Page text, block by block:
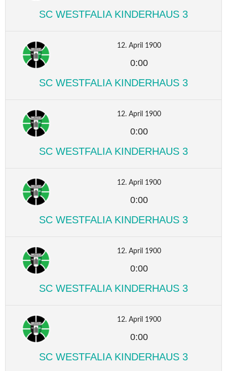
SC WESTFALIA KINDERHAUS 3
12. April 1900
0:00
SC WESTFALIA KINDERHAUS 3
12. April 1900
0:00
SC WESTFALIA KINDERHAUS 3
12. April 1900
0:00
SC WESTFALIA KINDERHAUS 3
12. April 1900
0:00
SC WESTFALIA KINDERHAUS 3
12. April 1900
0:00
SC WESTFALIA KINDERHAUS 3